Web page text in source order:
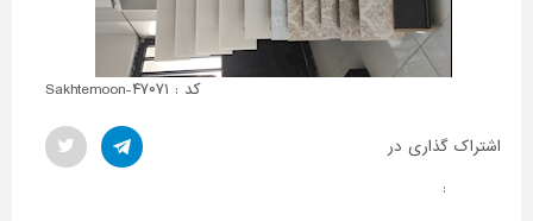
کد : Sakhtemoon-۴۷۰۷۱
اشتراک گذاری در
: